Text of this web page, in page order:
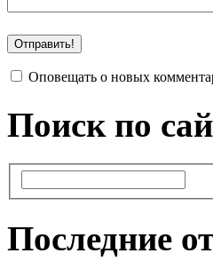
Оповещать о новых
Поиск по
Последние